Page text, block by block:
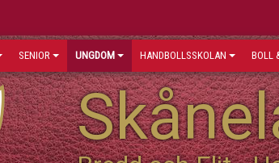
SENIOR UNGDOM HANDBOLLSSKOLAN BOLL